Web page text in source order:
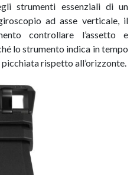
strumenti essenziali di un
ad asse verticale, il
controllare l’assetto e
lo strumento indica in tempo
rispetto all’orizzonte.